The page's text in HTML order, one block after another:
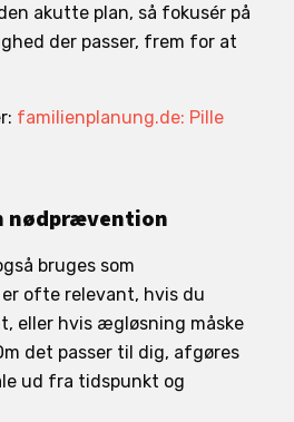
akutte plan, så fokusér på
der passer, frem for at
familienplanung.de: Pille
nødprævention
bruges som
ofte relevant, hvis du
eller hvis ægløsning måske
det passer til dig, afgøres
ud fra tidspunkt og